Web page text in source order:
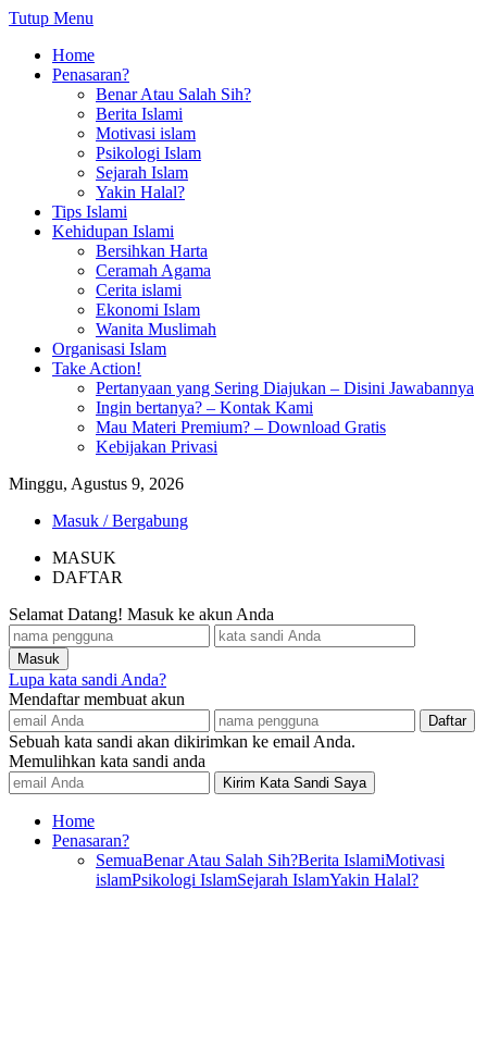
Tutup Menu
Home
Penasaran?
Benar Atau Salah Sih?
Berita Islami
Motivasi islam
Psikologi Islam
Sejarah Islam
Yakin Halal?
Tips Islami
Kehidupan Islami
Bersihkan Harta
Ceramah Agama
Cerita islami
Ekonomi Islam
Wanita Muslimah
Organisasi Islam
Take Action!
Pertanyaan yang Sering Diajukan – Disini Jawabannya
Ingin bertanya? – Kontak Kami
Mau Materi Premium? – Download Gratis
Kebijakan Privasi
Minggu, Agustus 9, 2026
Masuk / Bergabung
MASUK
DAFTAR
Selamat Datang! Masuk ke akun Anda
Lupa kata sandi Anda?
Mendaftar membuat akun
Sebuah kata sandi akan dikirimkan ke email Anda.
Memulihkan kata sandi anda
Home
Penasaran?
SemuaBenar Atau Salah Sih?Berita IslamiMotivasi
islamPsikologi IslamSejarah IslamYakin Halal?